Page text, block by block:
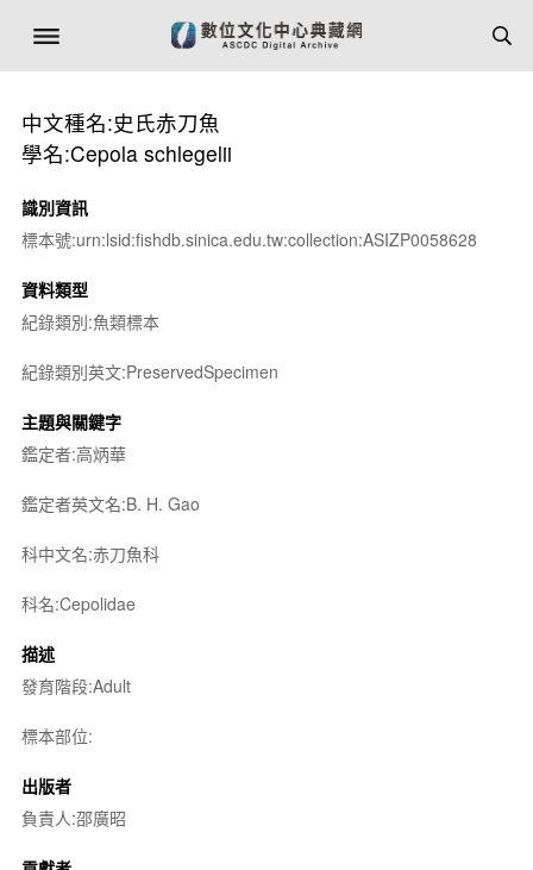
中文種名:史氏赤刀魚
學名:Cepola schlegelii
識別資訊
標本號:urn:lsid:fishdb.sinica.edu.tw:collection:ASIZP0058628
資料類型
紀錄類別:魚類標本
紀錄類別英文:PreservedSpecimen
主題與關鍵字
鑑定者:高炳華
鑑定者英文名:B. H. Gao
科中文名:赤刀魚科
科名:Cepolidae
描述
發育階段:Adult
標本部位:
出版者
負責人:邵廣昭